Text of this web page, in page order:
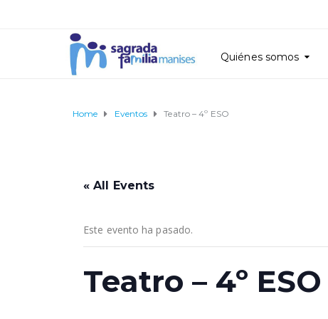
Quiénes somos
Home Eventos Teatro – 4º ESO
« All Events
Este evento ha pasado.
Teatro – 4º ESO